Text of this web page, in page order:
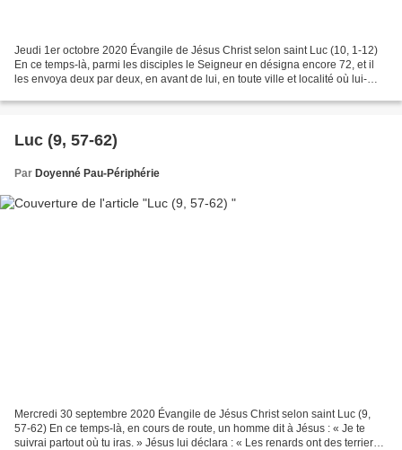
Jeudi 1er octobre 2020 Évangile de Jésus Christ selon saint Luc (10, 1-12)
En ce temps-là, parmi les disciples le Seigneur en désigna encore 72, et il
les envoya deux par deux, en avant de lui, en toute ville et localité où lui-
Luc (9, 57-62)
Par Doyenné Pau-Périphérie
Mercredi 30 septembre 2020 Évangile de Jésus Christ selon saint Luc (9,
57-62) En ce temps-là, en cours de route, un homme dit à Jésus : « Je te
suivrai partout où tu iras. » Jésus lui déclara : « Les renards ont des terriers,